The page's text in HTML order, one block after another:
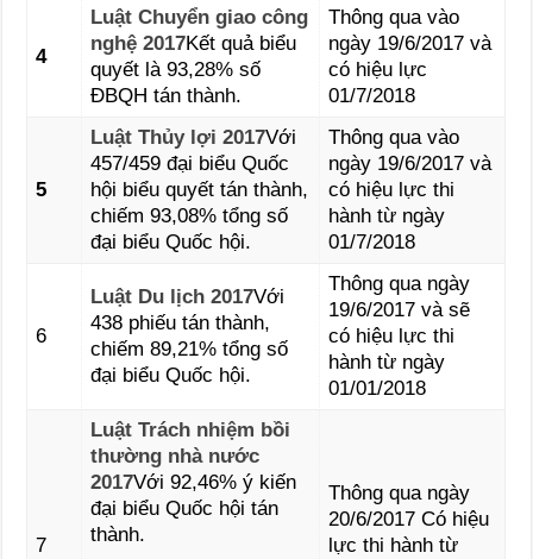
4
Luật Chuyển giao công
nghệ 2017Kết quả biểu
quyết là 93,28% số
ĐBQH tán thành.
Thông qua vào
ngày 19/6/2017 và
có hiệu lực
01/7/2018
5
Luật Thủy lợi 2017Với
457/459 đại biểu Quốc
hội biểu quyết tán thành,
chiếm 93,08% tổng số
đại biểu Quốc hội.
Thông qua vào
ngày 19/6/2017 và
có hiệu lực thi
hành từ ngày
01/7/2018
6
Luật Du lịch 2017Với
438 phiếu tán thành,
chiếm 89,21% tổng số
đại biểu Quốc hội.
Thông qua ngày
19/6/2017 và sẽ
có hiệu lực thi
hành từ ngày
01/01/2018
7
Luật Trách nhiệm bồi
thường nhà nước
2017Với 92,46% ý kiến
đại biểu Quốc hội tán
thành.
Thông qua ngày
20/6/2017 Có hiệu
lực thi hành từ